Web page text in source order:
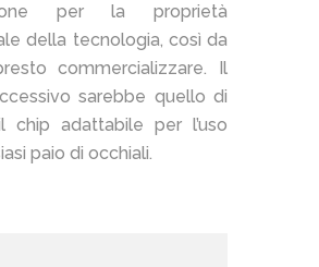
per la proprietà
della tecnologia, così da
commercializzare. Il
sarebbe quello di
chip adattabile per l’uso
paio di occhiali.